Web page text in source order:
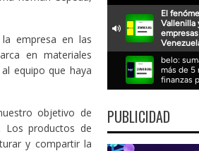
empresa en las
en materiales
equipo que haya
objetivo de
Los productos de
y compartir la
PUBLICIDAD